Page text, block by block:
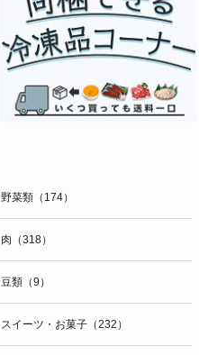
野菜類（174）
肉（318）
豆類（9）
スイーツ・お菓子（232）